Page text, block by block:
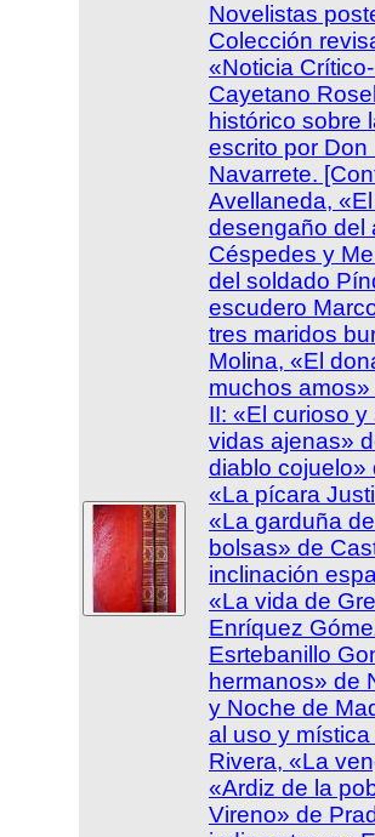
Novelistas
Colección
«Noticia
Cayetano
histórico sobre
escrito por
Navarrete.
Avellaneda,
desengaño del
Céspedes y
del soldado
escudero
tres maridos
Molina, «El
muchos
II: «El curioso
vidas ajenas»
diablo cojuelo»
«La pícara
«La garduña
bolsas» de
inclinación
«La vida de
Enríquez
Esrtebanillo
hermanos» de
y Noche de
al uso y
Rivera, «La
«Ardiz de la
Vireno» de